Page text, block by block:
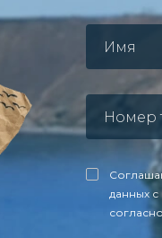
данных
согласно